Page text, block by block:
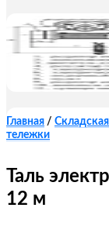
Главная /
тележки
Таль
12 м